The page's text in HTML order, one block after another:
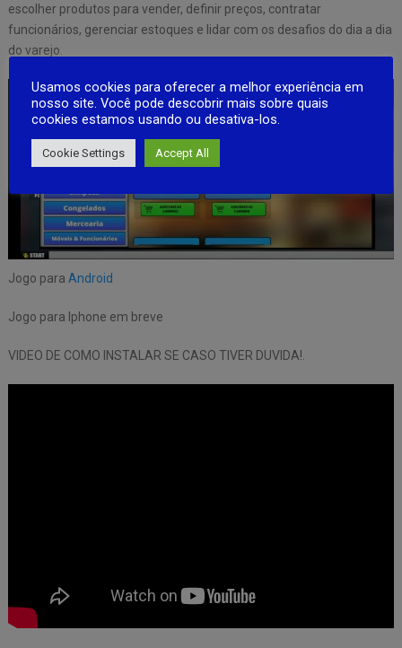
escolher produtos para vender, definir preços, contratar
funcionários, gerenciar estoques e lidar com os desafios do dia a dia
do varejo.
Jogo para Android
Jogo para Iphone em breve
VIDEO DE COMO INSTALAR SE CASO TIVER DUVIDA!.
Usamos cookies para oferecer a melhor experiência em
nosso site. Você pode descobrir mais sobre quais
cookies estamos usando ou desativa-los.
Cookie Settings Accept All